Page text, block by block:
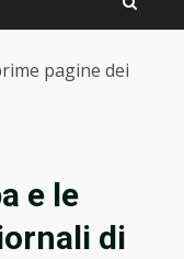
pagine dei
e le
di